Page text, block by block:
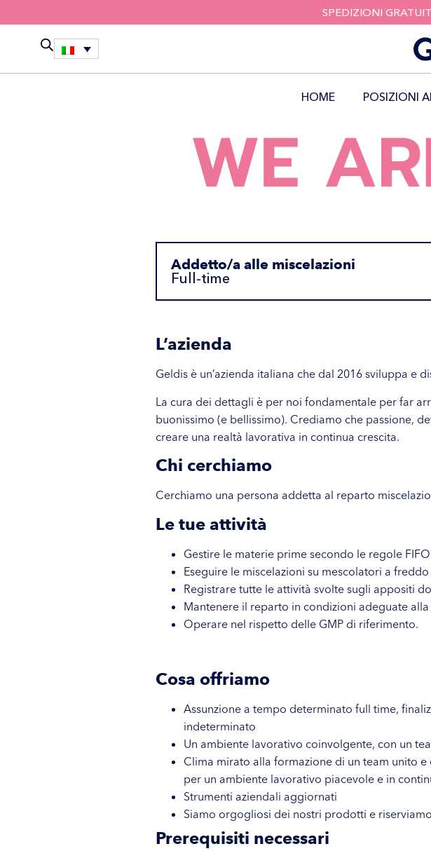
SPEDIZIONI
HOME POSIZIONI
Addetto/a alle miscelazioni
Full-time
L’azienda
Geldis è un’azienda italiana che dal 2016 sviluppa e
La cura dei dettagli è per noi fondamentale per far
buonissimo (e bellissimo). Crediamo che passione,
creare una realtà lavorativa in continua crescita.
Chi cerchiamo
Cerchiamo una persona addetta al reparto
Le tue attività
Gestire le materie prime secondo le regole FIFO
Eseguire le miscelazioni su mescolatori a
Registrare tutte le attività svolte sugli appositi
Mantenere il reparto in condizioni adeguate
Operare nel rispetto delle GMP di riferimento.
Cosa offriamo
Assunzione a tempo determinato full time,
indeterminato
Un ambiente lavorativo coinvolgente, con un
Clima mirato alla formazione di un team unito
per un ambiente lavorativo piacevole e in
Strumenti aziendali aggiornati
Siamo orgogliosi dei nostri prodotti e
Prerequisiti necessari